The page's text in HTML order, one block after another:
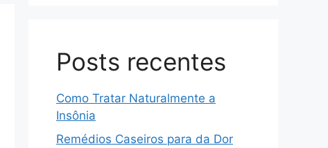
Posts recentes
Como Tratar Naturalmente a
Insônia
Remédios Caseiros para da Dor